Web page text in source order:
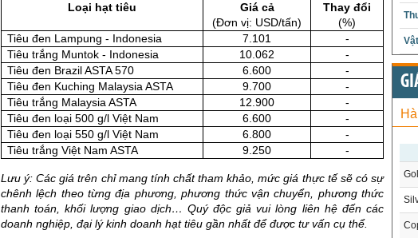
Loại hạt tiêu
Giá cả
(Đơn vị: USD/tấn)
Thay đổi
(%)
Tiêu đen Lampung - Indonesia
7.101
-
Tiêu trắng Muntok - Indonesia
10.062
-
Tiêu đen Brazil ASTA 570
6.600
-
Tiêu đen Kuching Malaysia ASTA
9.700
-
Tiêu trắng Malaysia ASTA
12.900
-
Tiêu đen loại 500 g/l Việt Nam
6.600
-
Tiêu đen loại 550 g/l Việt Nam
6.800
-
Tiêu trắng Việt Nam ASTA
9.250 -
Lưu ý: Các giá trên chỉ mang tính chất tham khảo, mức giá thực tế sẽ có sự
chênh lệch theo từng địa phương, phương thức vận chuyển, phương thức
thanh toán, khối lượng giao dịch… Quý độc giả vui lòng liên hệ đến các
doanh nghiệp, đại lý kinh doanh hạt tiêu gần nhất để được tư vấn cụ thể.